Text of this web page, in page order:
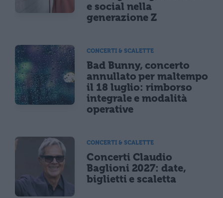
e social nella
generazione Z
CONCERTI & SCALETTE
Bad Bunny, concerto
annullato per maltempo
il 18 luglio: rimborso
integrale e modalità
operative
CONCERTI & SCALETTE
Concerti Claudio
Baglioni 2027: date,
biglietti e scaletta